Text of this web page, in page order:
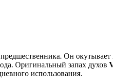
предшественника. Он
Оригинальный запах духов
использования.